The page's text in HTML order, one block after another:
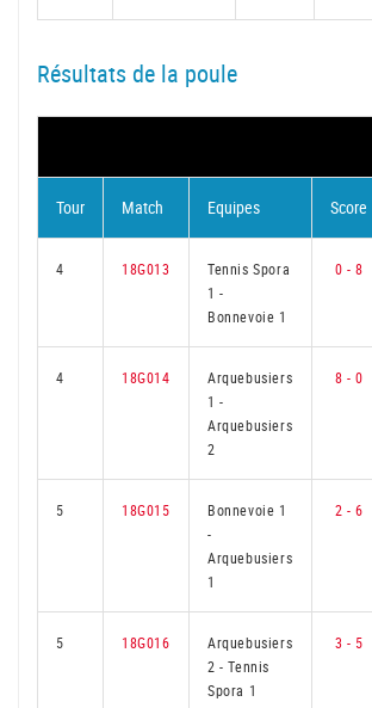
Résultats de la poule
Tour Match Equipes Score
4 18G013
Tennis Spora
1-
Bonnevoie 1
0 - 8
4 18G014
Arquebusiers
1-
Arquebusiers
2
8 - 0
5 18G015
Bonnevoie 1
-
Arquebusiers
1
2 - 6
5 18G016
Arquebusiers
2-Tennis
Spora 1
3 - 5